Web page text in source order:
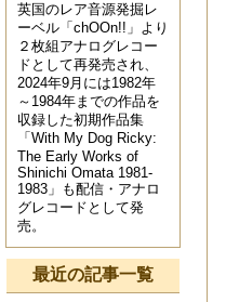
英国のレア音源発掘レ
ーベル「chOOn!!」より
２枚組アナログレコー
ドとして再発売され、
2024年9月には1982年
～1984年までの作品を
収録した初期作品集
「With My Dog Ricky:
The Early Works of
Shinichi Omata 1981​-​
1983」も配信・アナロ
グレコードとして発
売。
最近の記事一覧